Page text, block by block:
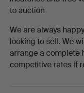
to auction
We are always
looking to sell. We
arrange a complete
competitive rates if